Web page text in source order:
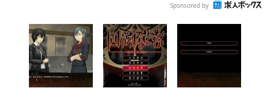
Sponsored by